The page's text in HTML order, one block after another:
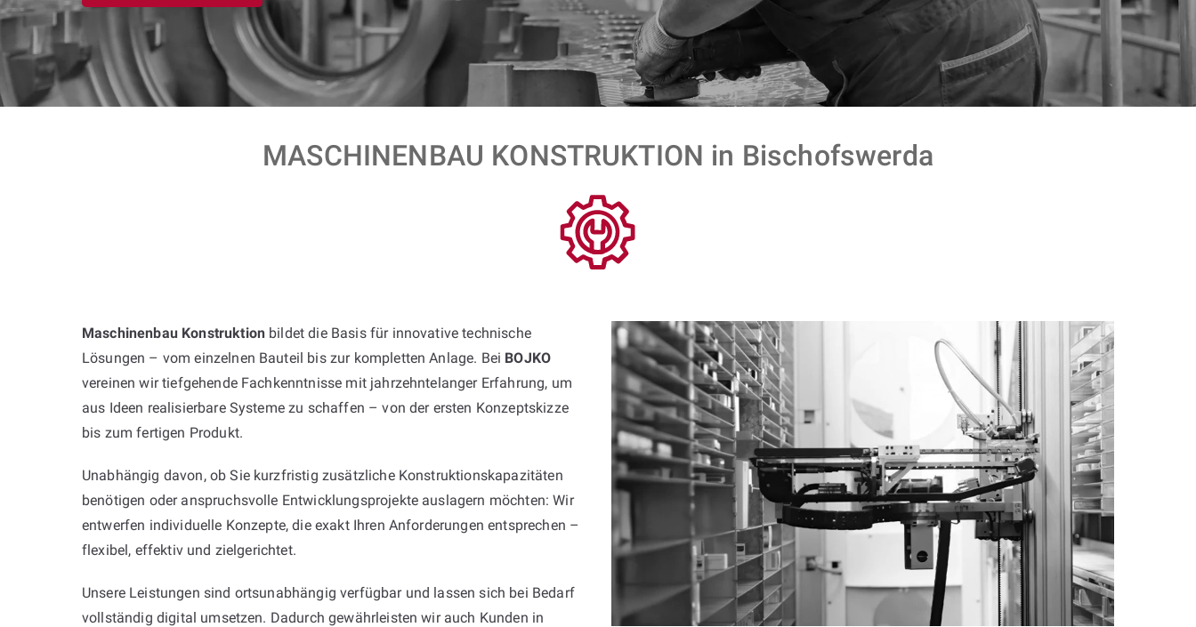
MASCHINENBAU KONSTRUKTION in Bischofswerda
Maschinenbau Konstruktion bildet die Basis für innovative technische
Lösungen – vom einzelnen Bauteil bis zur kompletten Anlage. Bei BOJKO
vereinen wir tiefgehende Fachkenntnisse mit jahrzehntelanger Erfahrung, um
aus Ideen realisierbare Systeme zu schaffen – von der ersten Konzeptskizze
bis zum fertigen Produkt.
Unabhängig davon, ob Sie kurzfristig zusätzliche Konstruktionskapazitäten
benötigen oder anspruchsvolle Entwicklungsprojekte auslagern möchten: Wir
entwerfen individuelle Konzepte, die exakt Ihren Anforderungen entsprechen –
flexibel, effektiv und zielgerichtet.
Unsere Leistungen sind ortsunabhängig verfügbar und lassen sich bei Bedarf
vollständig digital umsetzen. Dadurch gewährleisten wir auch Kunden in